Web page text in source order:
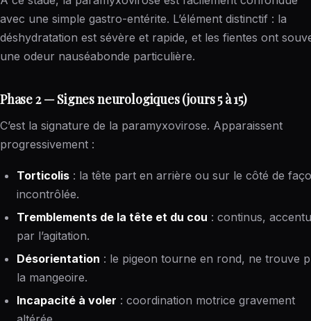
avec une simple gastro-entérite. L’élément distinctif : la
déshydratation est sévère et rapide, et les fientes ont
une odeur nauséabonde particulière.
Phase 2 — Signes neurologiques (jours 5 à 15)
C’est la signature de la paramyxovirose. Apparaissent
progressivement :
Torticolis : la tête part en arrière ou sur le côté de
incontrôlée.
Tremblements de la tête et du cou : continus,
par l’agitation.
Désorientation : le pigeon tourne en rond, ne trouve
la mangeoire.
Incapacité à voler : coordination motrice gravement